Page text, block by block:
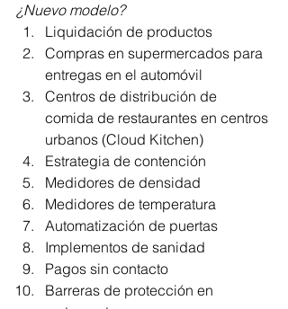
¿Nuevo modelo?
Liquidación de productos
Compras en supermercados para
entregas en el automóvil
Centros de distribución de
comida de restaurantes en centros
urbanos (Cloud Kitchen)
Estrategia de contención
Medidores de densidad
Medidores de temperatura
Automatización de puertas
Implementos de sanidad
Pagos sin contacto
Barreras de protección en